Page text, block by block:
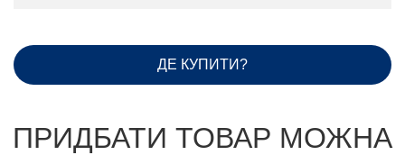
ДЕ КУПИТИ?
ПРИДБАТИ ТОВАР МОЖНА